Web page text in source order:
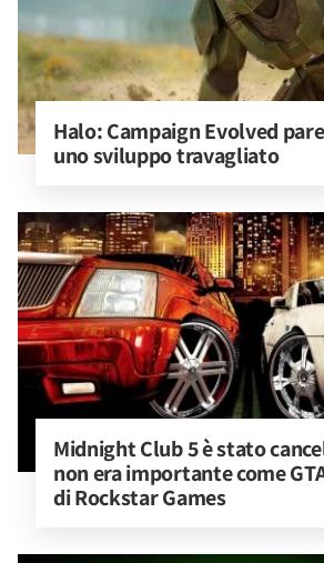
Halo: Campaign Evolved
uno sviluppo travagliato
Midnight Club 5 è stato
non era importante come
di Rockstar Games